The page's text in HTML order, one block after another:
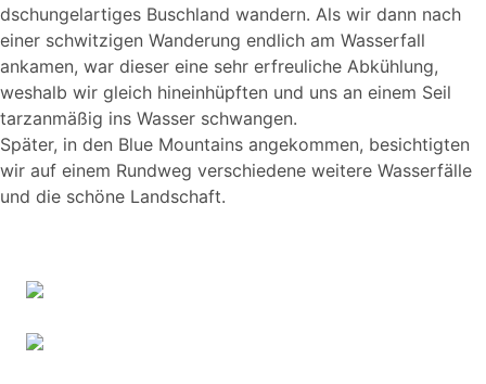
dschungelartiges Buschland wandern. Als wir dann nach
einer schwitzigen Wanderung endlich am Wasserfall
ankamen, war dieser eine sehr erfreuliche Abkühlung,
weshalb wir gleich hineinhüpften und uns an einem Seil
tarzanmäßig ins Wasser schwangen.
Später, in den Blue Mountains angekommen, besichtigten
wir auf einem Rundweg verschiedene weitere Wasserfälle
und die schöne Landschaft.